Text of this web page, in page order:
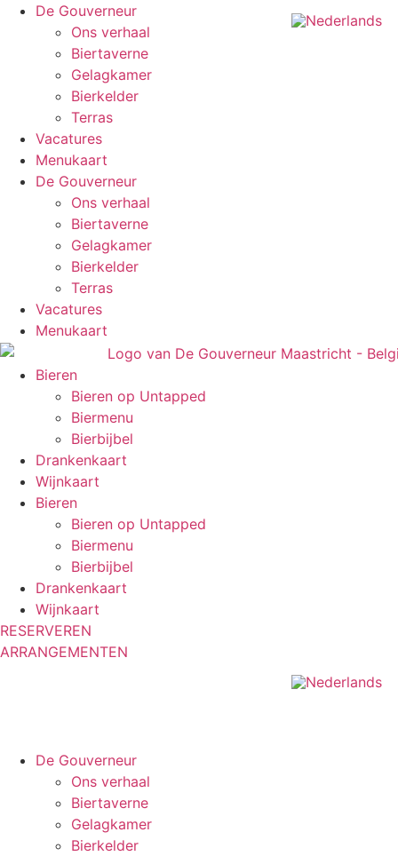
De Gouverneur
Ons verhaal
Biertaverne
Gelagkamer
Bierkelder
Terras
Vacatures
Menukaart
De Gouverneur
Ons verhaal
Biertaverne
Gelagkamer
Bierkelder
Terras
Vacatures
Menukaart
Bieren
Bieren op Untapped
Biermenu
Bierbijbel
Drankenkaart
Wijnkaart
Bieren
Bieren op Untapped
Biermenu
Bierbijbel
Drankenkaart
Wijnkaart
RESERVEREN
ARRANGEMENTEN
De Gouverneur
Ons verhaal
Biertaverne
Gelagkamer
Bierkelder